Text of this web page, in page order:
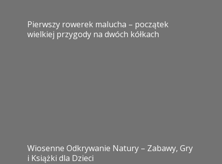
Pierwszy rowerek malucha – początek
wielkiej przygody na dwóch kółkach
Wiosenne Odkrywanie Natury – Zabawy, Gry
i Książki dla Dzieci